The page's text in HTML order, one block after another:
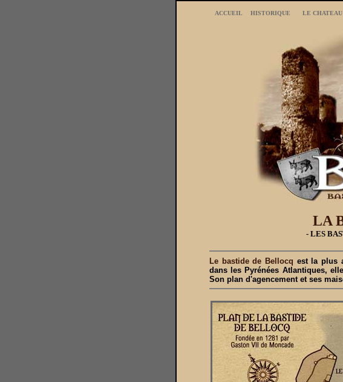
ACCUEIL HISTORIQUE LE
LA
- LES
Le bastide de Bellocq est la plus
dans les Pyrénées Atlantiques,
Son plan d'agencement et ses